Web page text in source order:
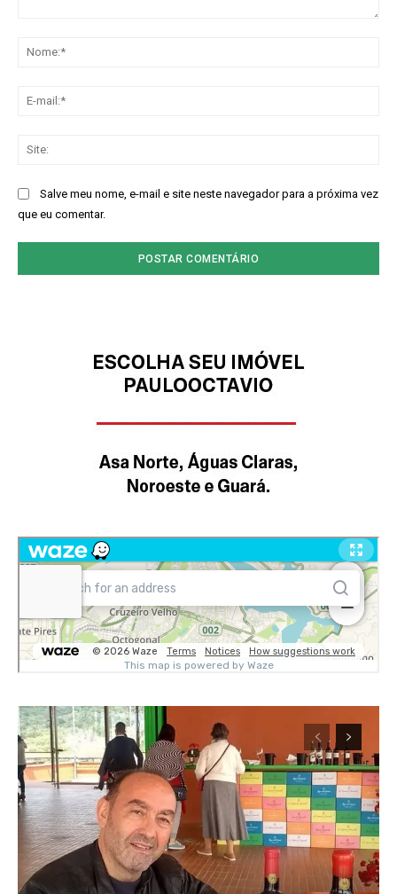
Salve meu nome, e-mail e site neste navegador para a próxima vez
que eu comentar.